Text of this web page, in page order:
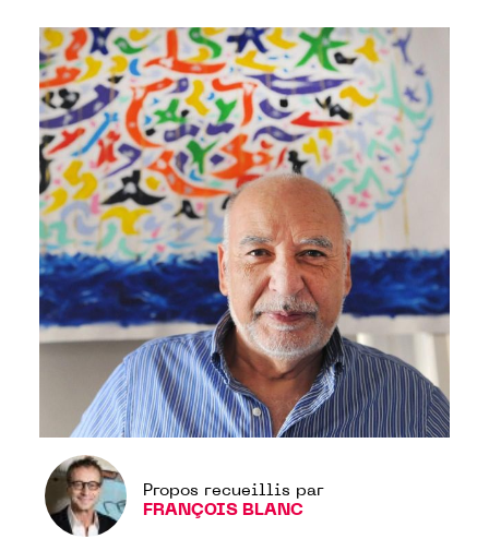
Propos recueillis par
FRANÇOIS BLANC